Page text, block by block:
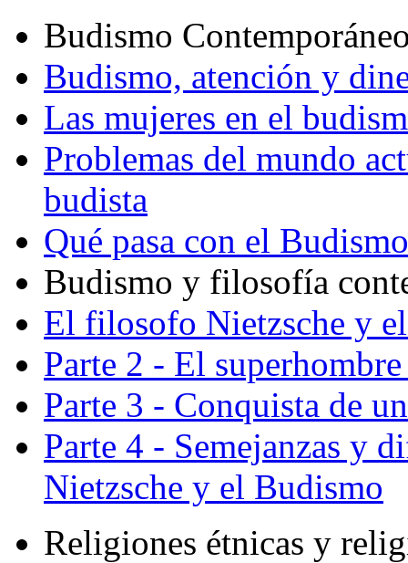
Budismo
Budismo, atención y
Las mujeres en el
Problemas del mundo
budista
Qué pasa con el
Budismo y filosofía
El filosofo Nietzsche y
Parte 2 - El
Parte 3 - Conquista de
Parte 4 - Semejanzas y
Nietzsche y el Budismo
Religiones étnicas y